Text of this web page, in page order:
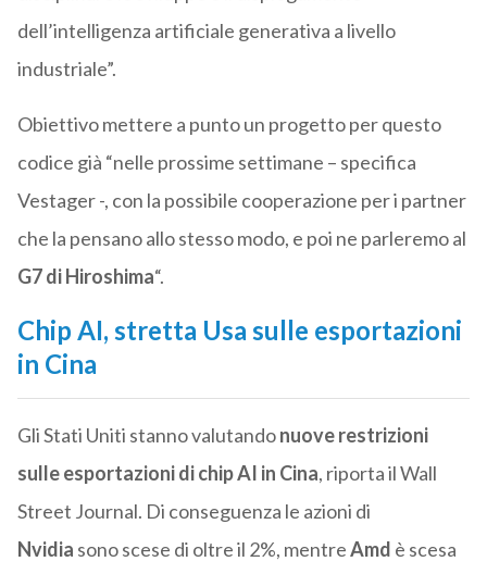
dell’intelligenza artificiale generativa a livello
industriale”.
Obiettivo mettere a punto un progetto per questo
codice già “nelle prossime settimane – specifica
Vestager -, con la possibile cooperazione per i partner
che la pensano allo stesso modo, e poi ne parleremo al
G7 di Hiroshima“.
Chip AI, stretta Usa sulle esportazioni
in Cina
Gli Stati Uniti stanno valutandonuove restrizioni
sulle esportazioni di chip AI in Cina, riporta il Wall
Street Journal. Di conseguenza le azioni di
Nvidia sono scese di oltre il 2%, mentreAmd è scesa